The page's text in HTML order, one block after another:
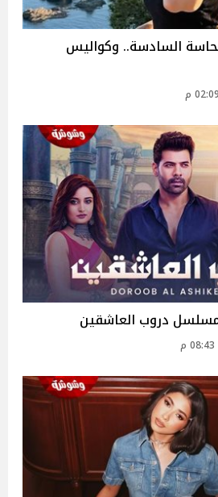
السادسة.. وكواليس
دروب العاشقين